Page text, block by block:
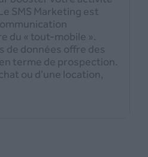
SMS Marketing est
du « tout-mobile ».
de données offre des
terme de prospection.
ou d’une location,